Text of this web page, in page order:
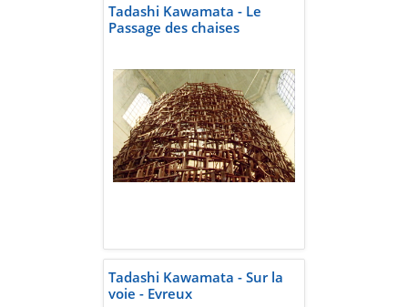
Tadashi Kawamata - Le
Passage des chaises
Tadashi Kawamata - Sur la
voie - Evreux